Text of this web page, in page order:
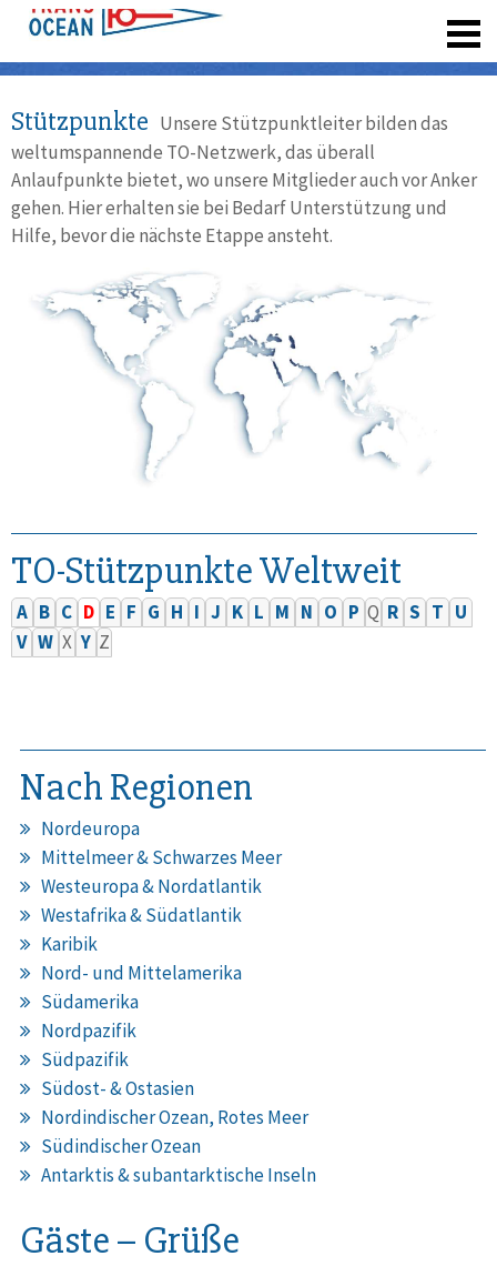
Stützpunkte Unsere Stützpunktleiter bilden das
weltumspannende TO-Netzwerk, das überall
Anlaufpunkte bietet, wo unsere Mitglieder auch vor Anker
gehen. Hier erhalten sie bei Bedarf Unterstützung und
Hilfe, bevor die nächste Etappe ansteht.
TO-Stützpunkte Weltweit
A B C D E F G H I J K L M N O P Q R S T U
V W X Y Z
Nach Regionen
Nordeuropa
Mittelmeer & Schwarzes Meer
Westeuropa & Nordatlantik
Westafrika & Südatlantik
Karibik
Nord- und Mittelamerika
Südamerika
Nordpazifik
Südpazifik
Südost- & Ostasien
Nordindischer Ozean, Rotes Meer
Südindischer Ozean
Antarktis & subantarktische Inseln
Gäste – Grüße